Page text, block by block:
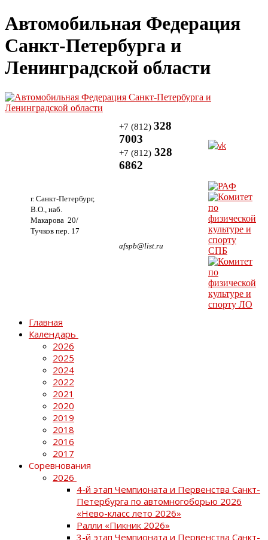
Автомобильная Федерация
Санкт-Петербурга и
Ленинградской области
г. Санкт-Петербург,
В.О., наб.
Макарова 20/
Тучков пер. 17
+7 (812) 328
7003
+7 (812) 328
6862
afspb@list.ru
Главная
Календарь
2026
2025
2024
2022
2021
2020
2019
2018
2016
2017
Соревнования
2026
4-й этап Чемпионата и Первенства Санкт-
Петербурга по автомногоборью 2026
«Нево-класс лето 2026»
Ралли «Пикник 2026»
3-й этап Чемпионата и Первенства Санкт-